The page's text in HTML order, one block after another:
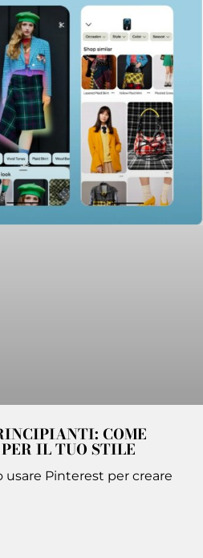
COME
IL TUO STILE
usare Pinterest per creare